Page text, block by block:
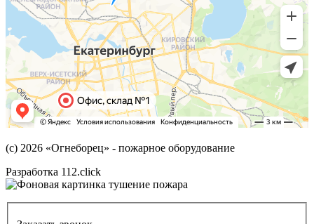
(с) 2026 «Огнеборец» - пожарное оборудование
Разработка 112.click